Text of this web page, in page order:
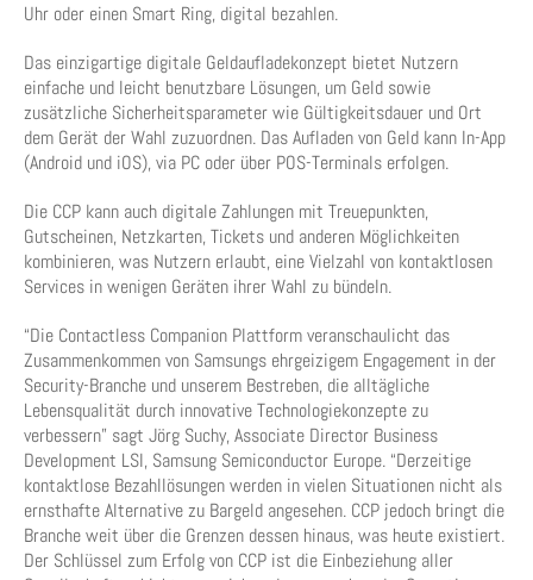
Uhr oder einen Smart Ring, digital bezahlen.
Das einzigartige digitale Geldaufladekonzept bietet Nutzern
einfache und leicht benutzbare Lösungen, um Geld sowie
zusätzliche Sicherheitsparameter wie Gültigkeitsdauer und Ort
dem Gerät der Wahl zuzuordnen. Das Aufladen von Geld kann In-App
(Android und iOS), via PC oder über POS-Terminals erfolgen.
Die CCP kann auch digitale Zahlungen mit Treuepunkten,
Gutscheinen, Netzkarten, Tickets und anderen Möglichkeiten
kombinieren, was Nutzern erlaubt, eine Vielzahl von kontaktlosen
Services in wenigen Geräten ihrer Wahl zu bündeln.
“Die Contactless Companion Plattform veranschaulicht das
Zusammenkommen von Samsungs ehrgeizigem Engagement in der
Security-Branche und unserem Bestreben, die alltägliche
Lebensqualität durch innovative Technologiekonzepte zu
verbessern” sagt Jörg Suchy, Associate Director Business
Development LSI, Samsung Semiconductor Europe. “Derzeitige
kontaktlose Bezahllösungen werden in vielen Situationen nicht als
ernsthafte Alternative zu Bargeld angesehen. CCP jedoch bringt die
Branche weit über die Grenzen dessen hinaus, was heute existiert.
Der Schlüssel zum Erfolg von CCP ist die Einbeziehung aller